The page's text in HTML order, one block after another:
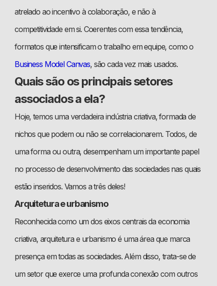
atrelado ao incentivo à colaboração, e não à
competitividade em si. Coerentes com essa tendência,
formatos que intensificam o trabalho em equipe, como o
Business Model Canvas, são cada vez mais usados.
Quais são os principais setores
associados a ela?
Hoje, temos uma verdadeira indústria criativa, formada de
nichos que podem ou não se correlacionarem. Todos, de
uma forma ou outra, desempenham um importante papel
no processo de desenvolvimento das sociedades nas quais
estão inseridos. Vamos a três deles!
Arquitetura e urbanismo
Reconhecida como um dos eixos centrais da economia
criativa, arquitetura e urbanismo é uma área que marca
presença em todas as sociedades. Além disso, trata-se de
um setor que exerce uma profunda conexão com outros